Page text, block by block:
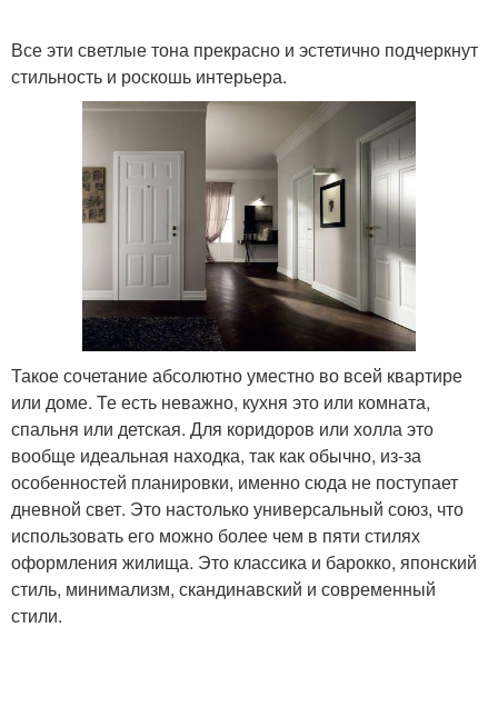
Все эти светлые тона прекрасно и эстетично подчеркнут
стильность и роскошь интерьера.
Такое сочетание абсолютно уместно во всей квартире
или доме. Те есть неважно, кухня это или комната,
спальня или детская. Для коридоров или холла это
вообще идеальная находка, так как обычно, из-за
особенностей планировки, именно сюда не поступает
дневной свет. Это настолько универсальный союз, что
использовать его можно более чем в пяти стилях
оформления жилища. Это классика и барокко, японский
стиль, минимализм, скандинавский и современный
стили.